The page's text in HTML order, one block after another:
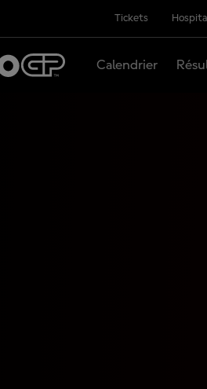
Tickets
Calendrier